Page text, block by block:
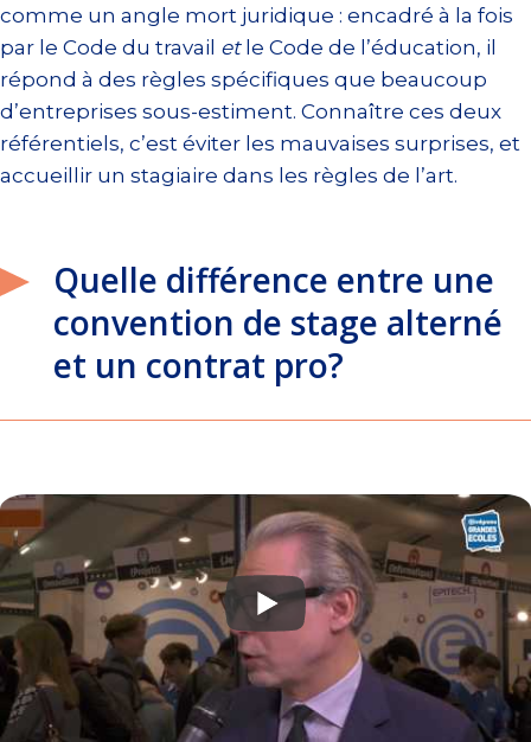
comme un angle mort juridique : encadré à la fois
par le Code du travail etle Code de l’éducation, il
répond à des règles spécifiques que beaucoup
d’entreprises sous-estiment. Connaître ces deux
référentiels, c’est éviter les mauvaises surprises, et
accueillir un stagiaire dans les règles de l’art.
Quelle différence entre une
convention de stage alterné
et un contrat pro?